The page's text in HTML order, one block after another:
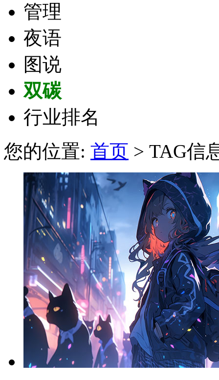
管理
夜语
图说
双碳
行业排名
您的位置: 首页 > TAG信